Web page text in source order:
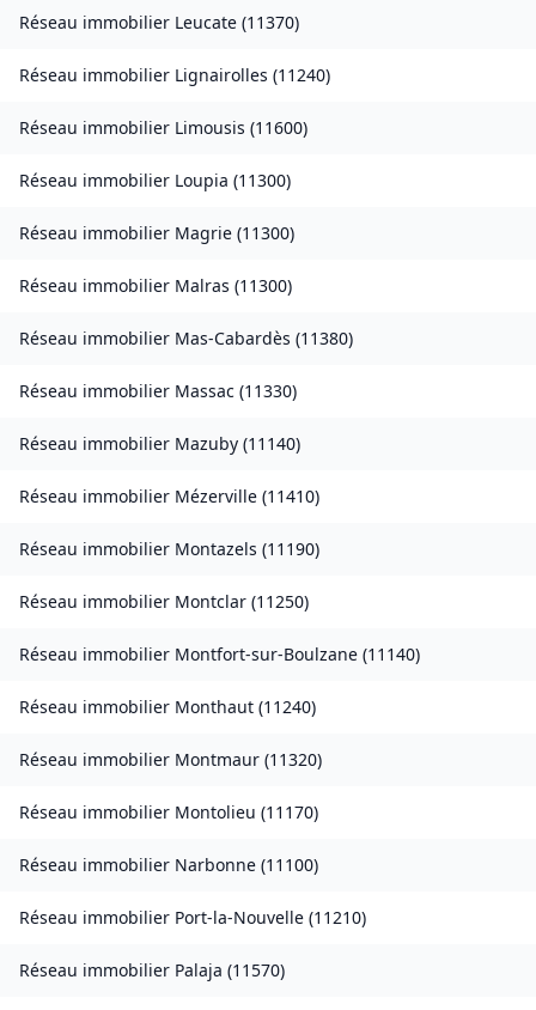
Réseau immobilier Leucate (11370)
Réseau immobilier Lignairolles (11240)
Réseau immobilier Limousis (11600)
Réseau immobilier Loupia (11300)
Réseau immobilier Magrie (11300)
Réseau immobilier Malras (11300)
Réseau immobilier Mas-Cabardès (11380)
Réseau immobilier Massac (11330)
Réseau immobilier Mazuby (11140)
Réseau immobilier Mézerville (11410)
Réseau immobilier Montazels (11190)
Réseau immobilier Montclar (11250)
Réseau immobilier Montfort-sur-Boulzane (11140)
Réseau immobilier Monthaut (11240)
Réseau immobilier Montmaur (11320)
Réseau immobilier Montolieu (11170)
Réseau immobilier Narbonne (11100)
Réseau immobilier Port-la-Nouvelle (11210)
Réseau immobilier Palaja (11570)